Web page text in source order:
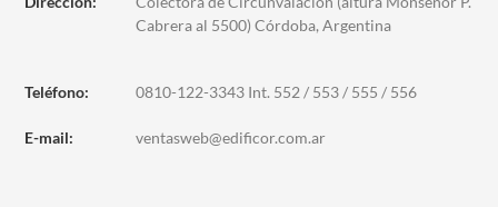
Cabrera al 5500) Córdoba, Argentina
Teléfono: 0810-122-3343 Int. 552 / 553 / 555 / 556
E-mail: ventasweb@edificor.com.ar